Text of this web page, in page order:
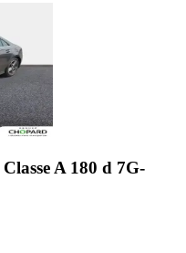
Classe A 180 d 7G-